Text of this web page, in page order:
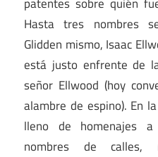
Hasta tres nombres
Glidden mismo, Isaac
está justo enfrente de
señor Ellwood (hoy
alambre de espino). En
lleno de homenajes
nombres de calles,